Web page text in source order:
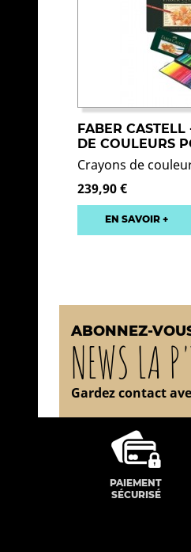
FABER
DE COULEURS
Crayons de
239,90 €
EN SAVOIR +
ABONNEZ-
NEWS LA
Gardez contact
PAIEMENT
SÉCURISÉ